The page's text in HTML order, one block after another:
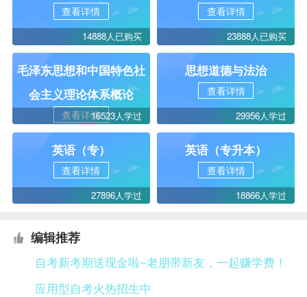
查看详情
14888人已购买
查看详情
23888人已购买
毛泽东思想和中国特色社
会主义理论体系概论
查看详情16523人学过
思想道德与法治
查看详情
29956人学过
英语（专）
查看详情
27896人学过
英语（专升本）
查看详情
18866人学过
编辑推荐
自考新考期送现金啦~老朋带新友，一起赚学费！
应用型自考火热招生中